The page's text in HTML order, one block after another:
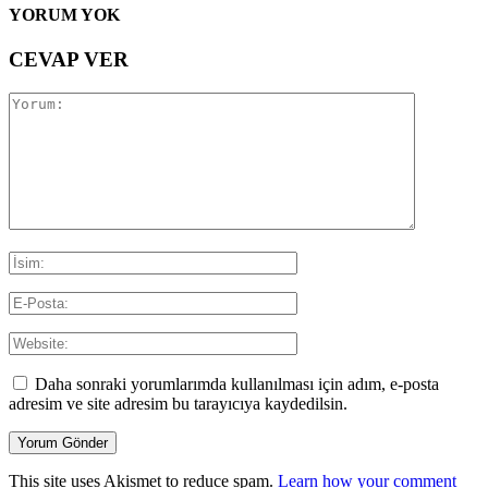
YORUM YOK
CEVAP VER
Daha sonraki yorumlarımda kullanılması için adım, e-posta
adresim ve site adresim bu tarayıcıya kaydedilsin.
This site uses Akismet to reduce spam. Learn how your comment